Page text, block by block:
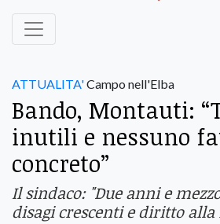
ATTUALITA'Campo nell'Elba
Bando, Montauti:
inutili e nessuno
concreto”
Il sindaco: "Due anni e
disagi crescenti e diritto